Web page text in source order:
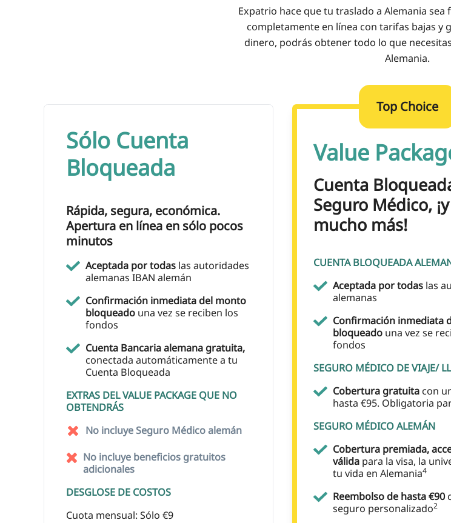
Expatrio hace que tu traslado a Alemania sea
completamente en línea con tarifas bajas y
dinero, podrás obtener todo lo que
Alemania.
Sólo Cuenta
Bloqueada
Rápida, segura, económica.
Apertura en línea en sólo pocos
minutos
Aceptada por todaslas autoridades
alemanas IBAN alemán
Confirmación inmediata del monto
bloqueadouna vez se reciben los
fondos
Cuenta Bancaria alemana gratuita,
conectada automáticamente a tu
Cuenta Bloqueada
EXTRAS DEL VALUE PACKAGE QUE NO
OBTENDRÁS
No incluye Seguro Médico alemán
No incluye beneficios gratuitos
adicionales
DESGLOSE DE COSTOS
Cuota mensual: Sólo €9
Top Choice
Value
Cuenta
Seguro Médico, ¡y
mucho más!
CUENTA BLOQUEADA
Aceptada por todaslas
alemanas
Confirmación inmediata
bloqueado una vez se
fondos
SEGURO MÉDICO DE VIAJE/
Cobertura gratuita con
hasta €95. Obligatoria
SEGURO MÉDICO ALEMÁN
Cobertura premiada,
válidapara la visa, la
tu vida en Alemania4
Reembolso de hasta €90
seguro personalizado2